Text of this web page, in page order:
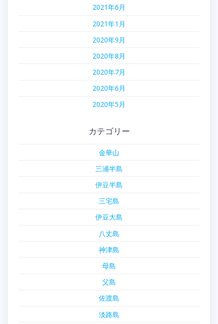
2021年6月
2021年1月
2020年9月
2020年8月
2020年7月
2020年6月
2020年5月
カテゴリー
金華山
三浦半島
伊豆半島
三宅島
伊豆大島
八丈島
神津島
母島
父島
佐渡島
淡路島